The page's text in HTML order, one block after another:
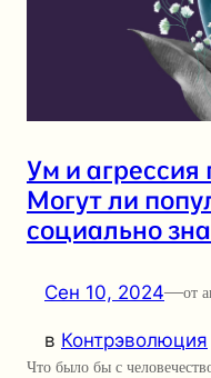
Ум и агрессия
Могут ли
социально
Сен 10, 2024—от
в Контрэволюция
Что было бы с